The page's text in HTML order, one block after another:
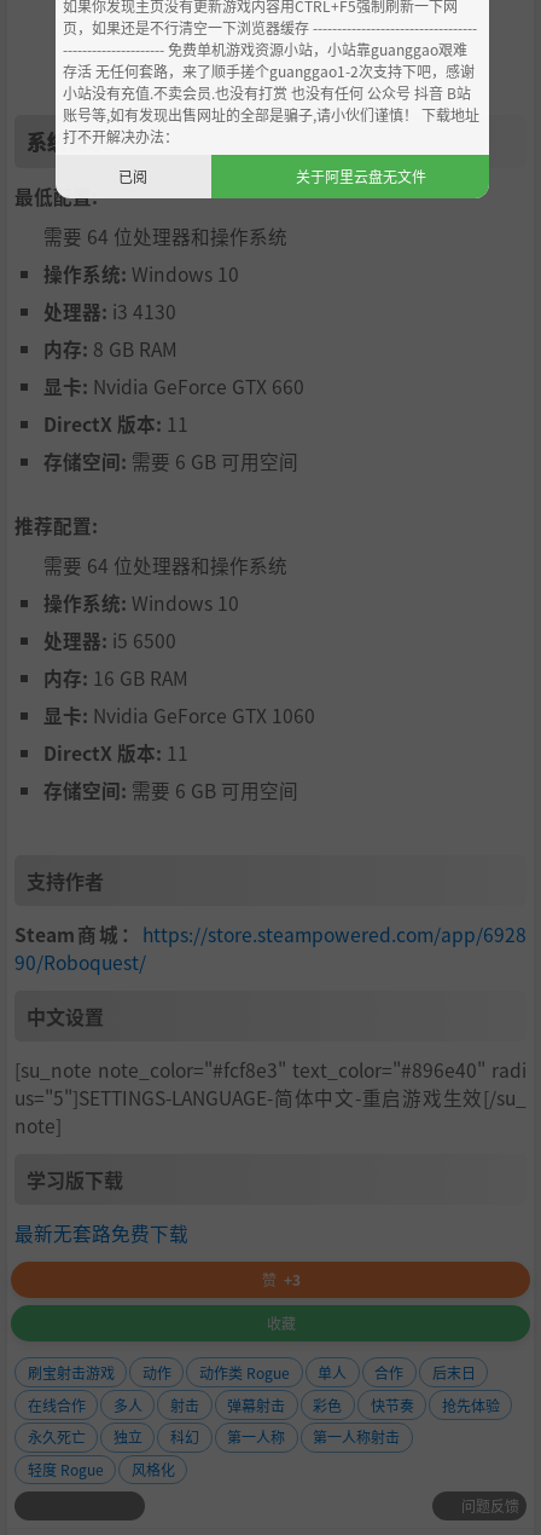
单人游戏或双人合作–独自一人开战或双人合作共斗（或使
用跨平台公共匹配寻找你的好搭档）。
改进体验–高响应性的输入系统，以及多种底层品质优化的
功能来确保你在轰杀邪恶机器人的时候，打的顺畅，打的舒
心。
高能量创作的原声音乐，将支撑起快节奏的拼杀
游戏过程。
现在是2700年。人类分散的居住在沙漠中挣扎而存，陷入了
苍凉的情形。
直到一位名叫Max的年轻拾荒小女孩，发现了一只躺在沙子
中被遗弃的老式守护者机器人。她重新激活了它，想到如果
有一个守护者在她身边，人类或许还有顽强延续的机会…
就这样，他们俩一起探索周围神秘的峡谷，寻找着答案，以
及幸存下去的方式。
但是仍有一个问题。峡谷中遍布着邪恶的机器人，想要阻止
系统需求
最低配置:
需要 64 位处理器和操作系统
操作系统: Windows 10
处理器: i3 4130
内存: 8 GB RAM
显卡: Nvidia GeForce GTX 660
DirectX 版本: 11
存储空间: 需要 6 GB 可用空间
推荐配置:
需要 64 位处理器和操作系统
操作系统: Windows 10
处理器: i5 6500
内存: 16 GB RAM
显卡: Nvidia GeForce GTX 1060
DirectX 版本: 11
存储空间: 需要 6 GB 可用空间
支持作者
Steam商城： https://store.steampowered.com/app/6928
90/Roboquest/
中文设置
[su_note note_color="#fcf8e3" text_color="#896e40" radi
us="5"]SETTINGS-LANGUAGE-简体中文-重启游戏生效[/su_
note]
学习版下载
最新无套路免费下载
赞 +3
收藏
刷宝射击游戏 动作 动作类 Rogue 单人 合作
后末日
在线合作
多人 射击 弹幕射击 彩色 快节奏
抢先体验
永久死亡
独立 科幻 第一人称
第一人称射击
轻度 Rogue
风格化
问题反馈
如果你发现主页没有更新游戏内容用CTRL+F5强制刷新一下网
页，如果还是不行清空一下浏览器缓存 ----------------------------------
--------------------- 免费单机游戏资源小站，小站靠guanggao艰难
存活 无任何套路，来了顺手搓个guanggao1-2次支持下吧，感谢
小站没有充值.不卖会员.也没有打赏 也没有任何 公众号 抖音 B站
账号等,如有发现出售网址的全部是骗子,请小伙们谨慎！ 下载地址
打不开解决办法：
已阅
关于阿里云盘无文件